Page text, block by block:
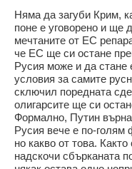
Няма да загуби Крим,
поне е уговорено и ще
мечтаните от ЕС
че ЕС ще си остане
Русия може и да стане
условия за самите
сключил поредната
олигарсите ще си
Формално, Путин
Русия вече е по-
но какво от това.
надскочи сбърканата